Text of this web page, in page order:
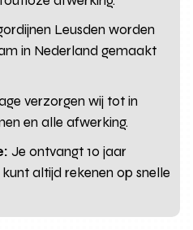
Leusden worden
in Nederland gemaakt
verzorgen wij tot in
en alle afwerking.
Je ontvangt 10 jaar
altijd rekenen op snelle